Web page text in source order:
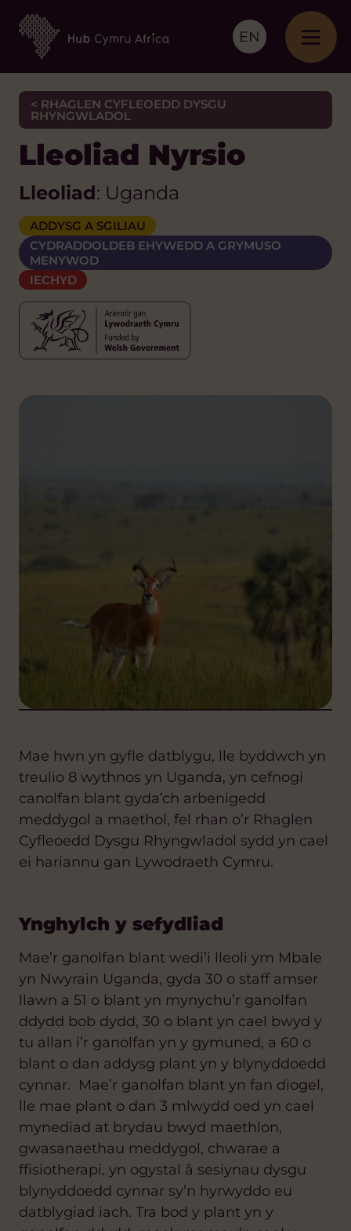
EN
< RHAGLEN CYFLEOEDD DYSGU
RHYNGWLADOL
Lleoliad Nyrsio
Lleoliad: Uganda
ADDYSG A SGILIAU
CYDRADDOLDEB EHYWEDD A GRYMUSO
MENYWOD
IECHYD
Mae hwn yn gyfle datblygu, lle byddwch yn
treulio 8 wythnos yn Uganda, yn cefnogi
canolfan blant gyda’ch arbenigedd
meddygol a maethol, fel rhan o’r Rhaglen
Cyfleoedd Dysgu Rhyngwladol sydd yn cael
ei hariannu gan Lywodraeth Cymru.
Ynghylch y sefydliad
Mae’r ganolfan blant wedi’i lleoli ym Mbale
yn Nwyrain Uganda, gyda 30 o staff amser
llawn a 51 o blant yn mynychu’r ganolfan
ddydd bob dydd, 30 o blant yn cael bwyd y
tu allan i’r ganolfan yn y gymuned, a 60 o
blant o dan addysg plant yn y blynyddoedd
cynnar. Mae’r ganolfan blant yn fan diogel,
lle mae plant o dan 3 mlwydd oed yn cael
mynediad at brydau bwyd maethlon,
gwasanaethau meddygol, chwarae a
ffisiotherapi, yn ogystal â sesiynau dysgu
blynyddoedd cynnar sy’n hyrwyddo eu
datblygiad iach. Tra bod y plant yn y